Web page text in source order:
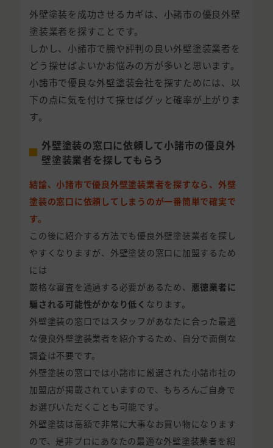
外壁塗装を成功させるカギは、小諸市の優良外壁
塗装業者を探すことです。
しかし、小諸市で腕や評判の良い外壁塗装業者を
どう探せばよいかお悩みの方が多いと思います。
小諸市で優良な外壁塗装会社を探すためには、以
下の点に気を付けて探せばグッと確率が上がりま
す。
外壁塗装の窓口に依頼して小諸市の優良外
壁塗装業者を探してもらう
結論、小諸市で優良外壁塗装業者を探すなら、外壁
塗装の窓口に依頼してしまうのが一番簡単で確実で
す。
この後に紹介する方法でも優良外壁塗装業者を探し
やすくなりますが、外壁塗装の窓口に加盟するため
には
厳格な審査を通過する必要があるため、 悪徳業者に
騙される可能性がかなり低く なります。
外壁塗装の窓口ではスタッフがあなたに合った最適
な優良外壁塗装業者を紹介するため、自分で面倒な
調査は不要です。
外壁塗装の窓口では小諸市に厳選された小諸市社の
加盟店が掲載されていますので、もちろんご自身で
お選びいただくことも可能です。
外壁塗装は高額で非常に大事なお買い物になります
ので、是非プロにあなたの最適な外壁塗装業者を紹